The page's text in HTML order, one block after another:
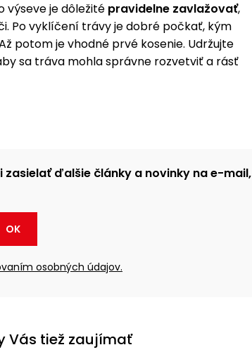
výseve je dôležité pravidelne zavlažovať,
Po vyklíčení trávy je dobré počkať, kým
potom je vhodné prvé kosenie. Udržujte
sa tráva mohla správne rozvetviť a rásť
zasielať ďalšie články a novinky na e-mail,
OK
osobných údajov.
Vás tiež zaujímať